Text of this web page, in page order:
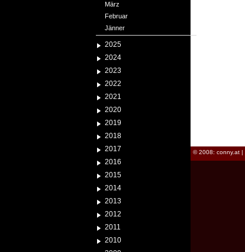
März
Februar
Jänner
2025
2024
2023
2022
2021
2020
2019
2018
2017
2016
2015
2014
2013
2012
2011
2010
© 2008: conny.at |